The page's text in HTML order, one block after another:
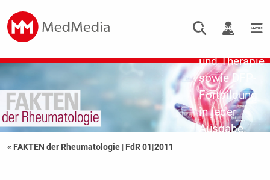
Pathogenese,
und Therapie
sowie DFP-
Fortbildung
in jeder
Ausgabe.
« FAKTEN der Rheumatologie | FdR 01|2011